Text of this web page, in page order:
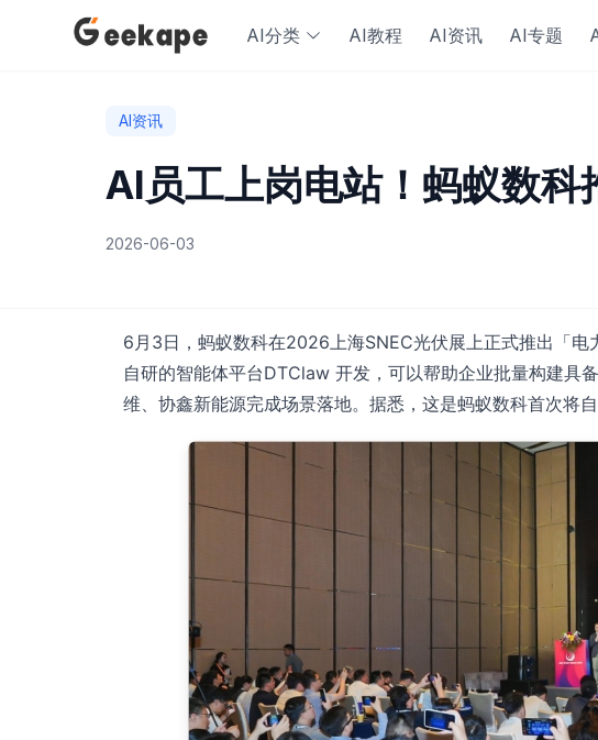
AI分类 AI教程 AI资讯 AI专题
AI资讯
AI员工上岗电站！蚂蚁数
2026-06-03
6月3日，蚂蚁数科在2026上海SNEC光伏展上正式推出「
自研的智能体平台DTClaw 开发，可以帮助企业批量构建具
维、协鑫新能源完成场景落地。据悉，这是蚂蚁数科首次将